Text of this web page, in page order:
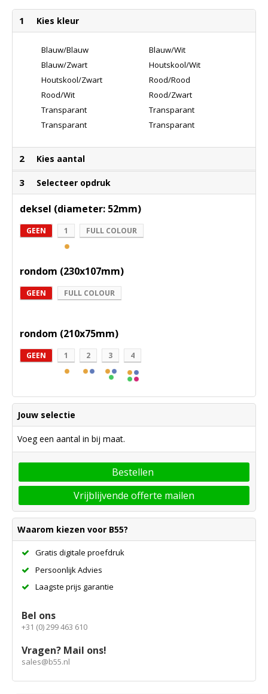
1 Kies kleur
Blauw/Blauw
Blauw/Wit
Blauw/Zwart
Houtskool/Wit
Houtskool/Zwart
Rood/Rood
Rood/Wit
Rood/Zwart
Transparant
Helder/Blauw
Transparant
Helder/Grijs
Transparant
Transparant
2 Kies aantal
3 Selecteer opdruk
deksel (diameter: 52mm)
GEEN 1 FULL COLOUR
rondom (230x107mm)
GEEN FULL COLOUR
rondom (210x75mm)
GEEN 1 2 3 4
Jouw selectie
Voeg een aantal in bij maat.
Bestellen
Vrijblijvende offerte mailen
Waarom kiezen voor B55?
Gratis digitale proefdruk
Persoonlijk Advies
Laagste prijs garantie
Bel ons
+31 (0) 299 463 610
Vragen? Mail ons!
sales@b55.nl